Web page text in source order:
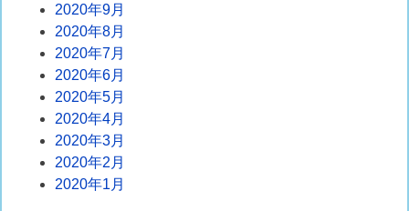
2020年9月
2020年8月
2020年7月
2020年6月
2020年5月
2020年4月
2020年3月
2020年2月
2020年1月